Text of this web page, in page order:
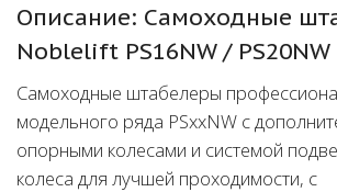
Описание: Самоходные
Noblelift PS16NW / PS20NW
Самоходные штабелеры
модельного ряда PSxxNW с
опорными колесами и системой
колеса для лучшей проходимости, с